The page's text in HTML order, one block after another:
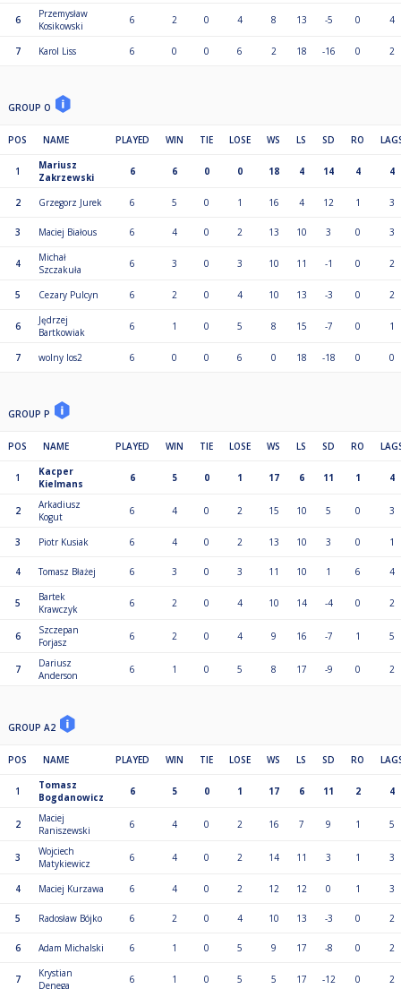
6
Przemysław
Kosikowski
6 2 0 4 8 13 -5 0 4
7 Karol Liss 6 0 0 6 2 18 -16 0 2
GROUP O
POS NAME PLAYED WIN TIE LOSE WS LS SD RO
1
Mariusz
Zakrzewski
6 6 0 0 18 4 14 4 4
2 Grzegorz Jurek 6 5 0 1 16 4 12 1 3
3 Maciej Białous 6 4 0 2 13 10 3 0 3
4
Michał
Szczakuła
6 3 0 3 10 11 -1 0 2
5 Cezary Pulcyn 6 2 0 4 10 13 -3 0 2
6
Jędrzej
Bartkowiak
6 1 0 5 8 15 -7 0 1
7 wolny los2 6 0 0 6 0 18 -18 0 0
GROUP P
POS NAME PLAYED WIN TIE LOSE WS LS SD RO
1
Kacper
Kielmans
6 5 0 1 17 6 11 1 4
2
Arkadiusz
Kogut
6 4 0 2 15 10 5 0 3
3 Piotr Kusiak 6 4 0 2 13 10 3 0 1
4 Tomasz Błażej 6 3 0 3 11 10 1 6 4
5
Bartek
Krawczyk
6 2 0 4 10 14 -4 0 2
6
Szczepan
Forjasz
6 2 0 4 9 16 -7 1 5
7
Dariusz
Anderson
6 1 0 5 8 17 -9 0 2
GROUP A2
POS NAME PLAYED WIN TIE LOSE WS LS SD RO
1
Tomasz
Bogdanowicz
6 5 0 1 17 6 11 2 4
2
Maciej
Raniszewski
6 4 0 2 16 7 9 1 5
3
Wojciech
Matykiewicz
6 4 0 2 14 11 3 1 3
4 Maciej Kurzawa 6 4 0 2 12 12 0 1 3
5 Radosław Bójko 6 2 0 4 10 13 -3 0 2
6 Adam Michalski 6 1 0 5 9 17 -8 0 2
7
Krystian
Denega
6 1 0 5 5 17 -12 0 2